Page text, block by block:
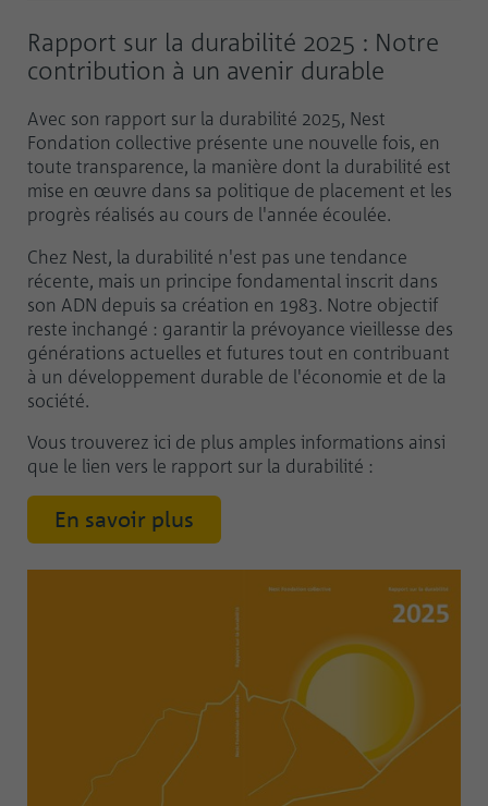
Rapport sur la durabilité 2025 : Notre
contribution à un avenir durable
Avec son rapport sur la durabilité 2025, Nest
Fondation collective présente une nouvelle fois, en
toute transparence, la manière dont la durabilité est
mise en œuvre dans sa politique de placement et les
progrès réalisés au cours de l'année écoulée.
Chez Nest, la durabilité n'est pas une tendance
récente, mais un principe fondamental inscrit dans
son ADN depuis sa création en 1983. Notre objectif
reste inchangé : garantir la prévoyance vieillesse des
générations actuelles et futures tout en contribuant
à un développement durable de l'économie et de la
société.
Vous trouverez ici de plus amples informations ainsi
que le lien vers le rapport sur la durabilité :
En savoir plus